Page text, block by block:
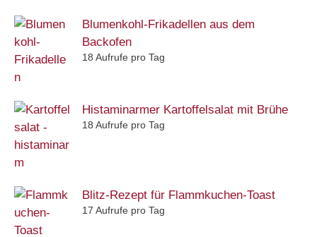
Blumenkohl-Frikadellen aus dem
Backofen
18 Aufrufe pro Tag
Histaminarmer Kartoffelsalat mit Brühe
18 Aufrufe pro Tag
Blitz-Rezept für Flammkuchen-Toast
17 Aufrufe pro Tag